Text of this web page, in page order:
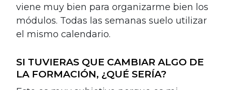
viene muy bien para organizarme bien los
módulos. Todas las semanas suelo utilizar
el mismo calendario.
SI TUVIERAS QUE CAMBIAR ALGO DE
LA FORMACIÓN, ¿QUÉ SERÍA?